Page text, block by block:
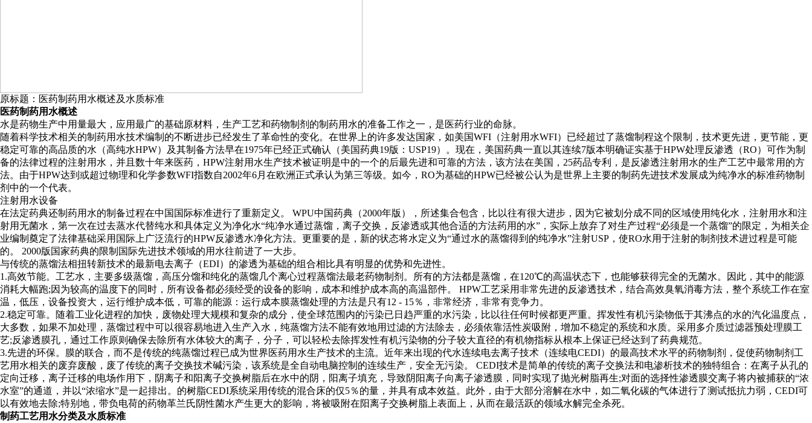
原标题：医药制药用水概述及水质标准
医药制药用水概述
水是药物生产中用量最大，应用最广的基础原材料，生产工艺和药物制剂的制药用水的准备工作之一，是医药行业的命脉。
随着科学技术相关的制药用水技术编制的不断进步已经发生了革命性的变化。在世界上的许多发达国家，如美国WFI（注射用水WFI）已经超过了蒸馏制程这个限制，技术更先进，更节能，更
稳定可靠的高品质的水（高纯水HPW）及其制备方法早在1975年已经正式确认（美国药典19版：USP19）。现在，美国药典一直以其连续7版本明确证实基于HPW处理反渗透（RO）可作为制
备的法律过程的注射用水，并且数十年来医药，HPW注射用水生产技术被证明是中的一个的后最先进和可靠的方法，该方法在美国，25药品专利，是反渗透注射用水的生产工艺中最常用的方
法。由于HPW达到或超过物理和化学参数WFI指数自2002年6月在欧洲正式承认为第三等级。如今，RO为基础的HPW已经被公认为是世界上主要的制药先进技术发展成为纯净水的标准药物制
剂中的一个代表。
注射用水设备
在法定药典还制药用水的制备过程在中国国际标准进行了重新定义。 WPU中国药典（2000年版），所述集合包含，比以往有很大进步，因为它被划分成不同的区域使用纯化水，注射用水和注
射用无菌水，第一次在过去蒸水代替纯水和具体定义为净化水“纯净水通过蒸馏，离子交换，反渗透或其他合适的方法药用的水”，实际上放弃了对生产过程“必须是一个蒸馏”的限定，为相关企
业编制奠定了法律基础采用国际上广泛流行的HPW反渗透水净化方法。更重要的是，新的状态将水定义为“通过水的蒸馏得到的纯净水”注射USP，使RO水用于注射的制剂技术进过程是可能
的。 2000版国家药典的限制国际先进技术领域的用水往前进了一大步。
与传统的蒸馏法相扭转新技术的最新电去离子（EDI）的渗透为基础的组合相比具有明显的优势和先进性。
1.高效节能。工艺水，主要多级蒸馏，高压分馏和纯化的蒸馏几个离心过程蒸馏法最老药物制剂。所有的方法都是蒸馏，在120℃的高温状态下，也能够获得完全的无菌水。因此，其中的能源
消耗大幅跑;因为较高的温度下的同时，所有设备都必须经受的设备的影响，成本和维护成本高的高温部件。 HPW工艺采用非常先进的反渗透技术，结合高效臭氧消毒方法，整个系统工作在室
温，低压，设备投资大，运行维护成本低，可靠的能源：运行成本膜蒸馏处理的方法是只有12 - 15％，非常经济，非常有竞争力。
2.稳定可靠。随着工业化进程的加快，废物处理大规模和复杂的成分，使全球范围内的污染已日趋严重的水污染，比以往任何时候都更严重。挥发性有机污染物低于其沸点的水的汽化温度点，
大多数，如果不加处理，蒸馏过程中可以很容易地进入生产入水，纯蒸馏方法不能有效地用过滤的方法除去，必须依靠活性炭吸附，增加不稳定的系统和水质。采用多介质过滤器预处理膜工
艺;反渗透膜孔，通过工作原则确保去除所有水体较大的离子，分子，可以轻松去除挥发性有机污染物的分子较大直径的有机物指标从根本上保证已经达到了药典规范。
3.先进的环保。膜的联合，而不是传统的纯蒸馏过程已成为世界医药用水生产技术的主流。近年来出现的代水连续电去离子技术（连续电CEDI）的最高技术水平的药物制剂，促使药物制剂工
艺用水相关的废弃废酸，废了传统的离子交换技术碱污染，该系统是全自动电脑控制的连续生产，安全无污染。 CEDI技术是简单的传统的离子交换法和电渗析技术的独特组合：在离子从孔的
定向迁移，离子迁移的电场作用下，阴离子和阳离子交换树脂后在水中的阴，阳离子填充，导致阴阳离子向离子渗透膜，同时实现了抛光树脂再生;对面的选择性渗透膜交离子将内被捕获的“浓
水室”的通道，并以“浓缩水”是一起排出。的树脂CEDI系统采用传统的混合床的仅5％的量，并具有成本效益。此外，由于大部分溶解在水中，如二氧化碳的气体进行了测试抵抗力弱，CEDI可
以有效地去除;特别地，带负电荷的药物革兰氏阴性菌水产生更大的影响，将被吸附在阳离子交换树脂上表面上，从而在最活跃的领域水解完全杀死。
制药工艺用水分类及水质标准